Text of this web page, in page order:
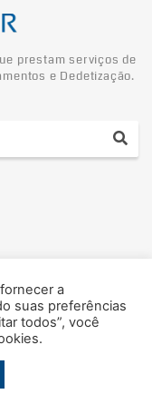
prestam serviços de
e Dedetização.
a
suas preferências
todos”, você